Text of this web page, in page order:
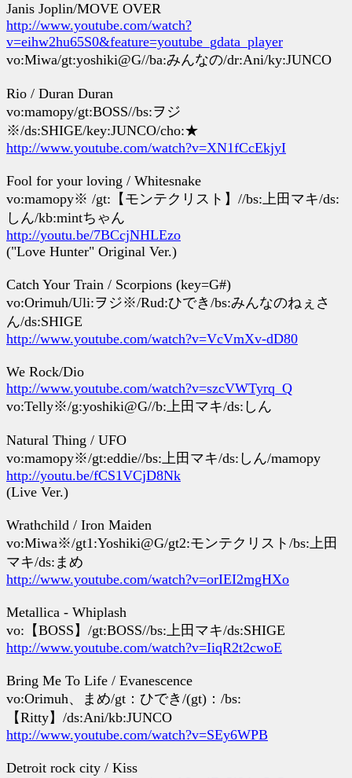
Janis Joplin/MOVE OVER
http://www.youtube.com/watch?
v=eihw2hu65S0&feature=youtube_gdata_player
vo:Miwa/gt:yoshiki@G//ba:みんなの/dr:Ani/ky:JUNCO
Rio / Duran Duran
vo:mamopy/gt:BOSS//bs:ヲジ
※/ds:SHIGE/key:JUNCO/cho:★
http://www.youtube.com/watch?v=XN1fCcEkjyI
Fool for your loving / Whitesnake
vo:mamopy※ /gt:【モンテクリスト】//bs:上田マキ/ds:
しん/kb:mintちゃん
http://youtu.be/7BCcjNHLEzo
("Love Hunter" Original Ver.)
Catch Your Train / Scorpions (key=G#)
vo:Orimuh/Uli:ヲジ※/Rud:ひでき/bs:みんなのねぇさ
ん/ds:SHIGE
http://www.youtube.com/watch?v=VcVmXv-dD80
We Rock/Dio
http://www.youtube.com/watch?v=szcVWTyrq_Q
vo:Telly※/g:yoshiki@G//b:上田マキ/ds:しん
Natural Thing / UFO
vo:mamopy※/gt:eddie//bs:上田マキ/ds:しん/mamopy
http://youtu.be/fCS1VCjD8Nk
(Live Ver.)
Wrathchild / Iron Maiden
vo:Miwa※/gt1:Yoshiki@G/gt2:モンテクリスト/bs:上田
マキ/ds:まめ
http://www.youtube.com/watch?v=orIEI2mgHXo
Metallica - Whiplash
vo:【BOSS】/gt:BOSS//bs:上田マキ/ds:SHIGE
http://www.youtube.com/watch?v=IiqR2t2cwoE
Bring Me To Life / Evanescence
vo:Orimuh、まめ/gt：ひでき/(gt)：/bs:
【Ritty】/ds:Ani/kb:JUNCO
http://www.youtube.com/watch?v=SEy6WPB
Detroit rock city / Kiss